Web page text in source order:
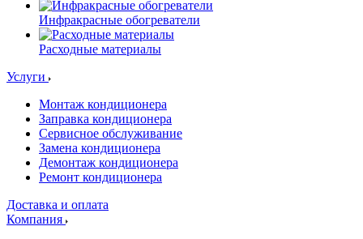
Инфракрасные обогреватели
Расходные материалы
Услуги
Монтаж кондиционера
Заправка кондиционера
Сервисное обслуживание
Замена кондиционера
Демонтаж кондиционера
Ремонт кондиционера
Доставка и оплата
Компания